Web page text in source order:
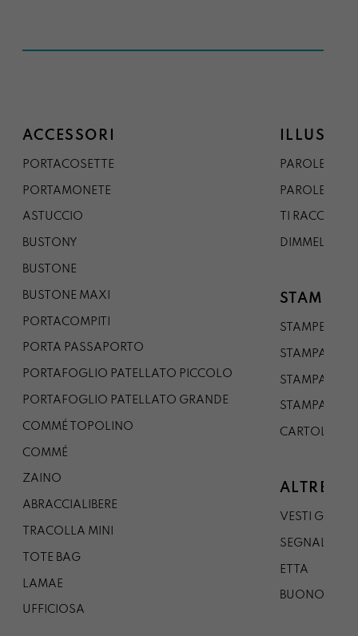
ACCESSORI
PORTACOSETTE
PORTAMONETE
ASTUCCIO
BUSTONY
BUSTONE
BUSTONE MAXI
PORTACOMPITI
PORTA PASSAPORTO
PORTAFOGLIO PATELLATO PICCOLO
PORTAFOGLIO PATELLATO GRANDE
COMMÉ TOPOLINO
COMMÉ
ZAINO
ABRACCIALIBERE
TRACOLLA MINI
TOTE BAG
LAMAE
UFFICIOSA
PAROLE DAL
PAROLE DA
TI
DIMMELO
STAMPE
STAMPE A5
STAMPA A3
STAMPA A1
STAMPA A0
CARTOLINA
ALTRE
VESTI
SEGNALIBRO
ETTA
BUONO